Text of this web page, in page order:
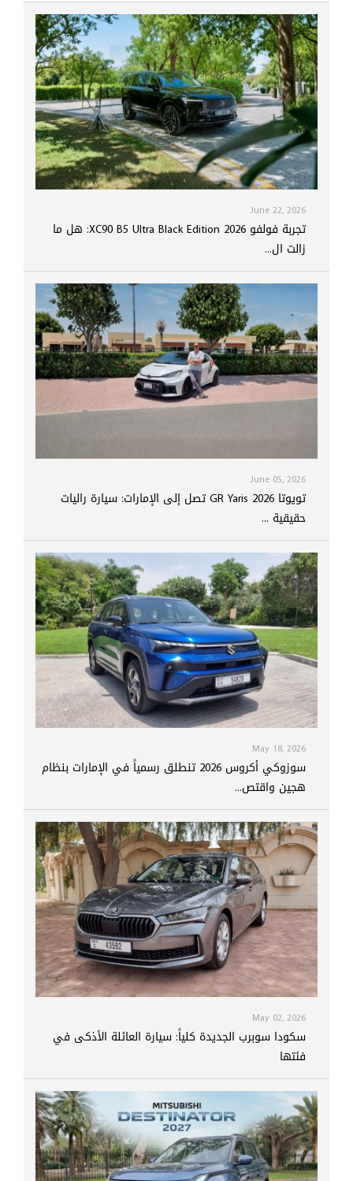
June 22, 2026
تجربة فولفو XC90 B5 Ultra Black Edition 2026: هل ما
زالت ال...
June 05, 2026
تويوتا GR Yaris 2026 تصل إلى الإمارات: سيارة راليات
حقيقية ...
May 18, 2026
سوزوكي أكروس 2026 تنطلق رسمياً في الإمارات بنظام
هجين واقتص...
May 02, 2026
سكودا سوبرب الجديدة كلياً: سيارة العائلة الأذكى في
فئتها